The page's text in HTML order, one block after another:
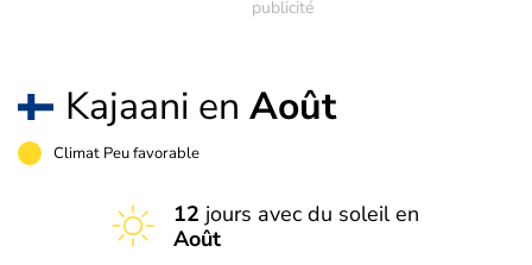
Kajaani en Août
Climat Peu favorable
12 jours avec du soleil en
Août